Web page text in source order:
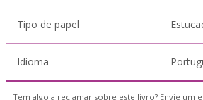
Tipo de papel
Idioma
Tem algo a reclamar sobre este livro? Envie um